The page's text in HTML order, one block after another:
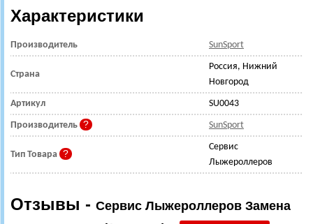
Характеристики
Производитель SunSport
Страна
Россия, Нижний
Новгород
Артикул SU0043
Производитель SunSport
Тип Товара
Сервис
Лыжероллеров
Отзывы - Сервис Лыжероллеров Замена